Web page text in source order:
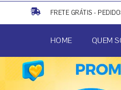
FRETE GRÁTIS -
HOME QUEM